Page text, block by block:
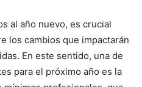
al año nuevo, es crucial
los cambios que impactarán
En este sentido, una de
para el próximo año es la